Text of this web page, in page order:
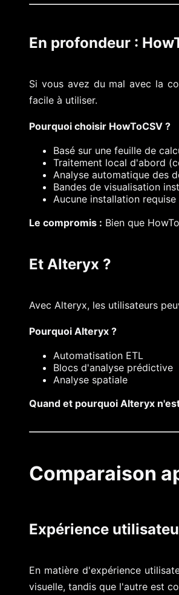
En profondeur :
Si vous avez du mal avec la
facile à utiliser.
Pourquoi choisir HowToCSV ?
Basé sur une feuille de
Traitement local d'abord
Analyse automatique des
Bandes de visualisation
Aucune installation requise
Le compromis : Bien que
Et Alteryx ?
Avec Alteryx, les utilisateurs
Pourquoi Alteryx ?
Automatisation ETL
Blocs d'analyse prédictive
Analyse spatiale
Quand et pourquoi Alteryx
Comparaison
Expérience
En matière d'expérience
visuelle, tandis que l'autre est